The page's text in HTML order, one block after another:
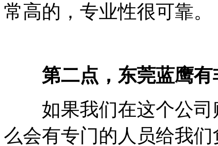
常高的，专业性很可靠。
第二点，东莞蓝鹰
如果我们在这个公司
么会有专门的人员给我